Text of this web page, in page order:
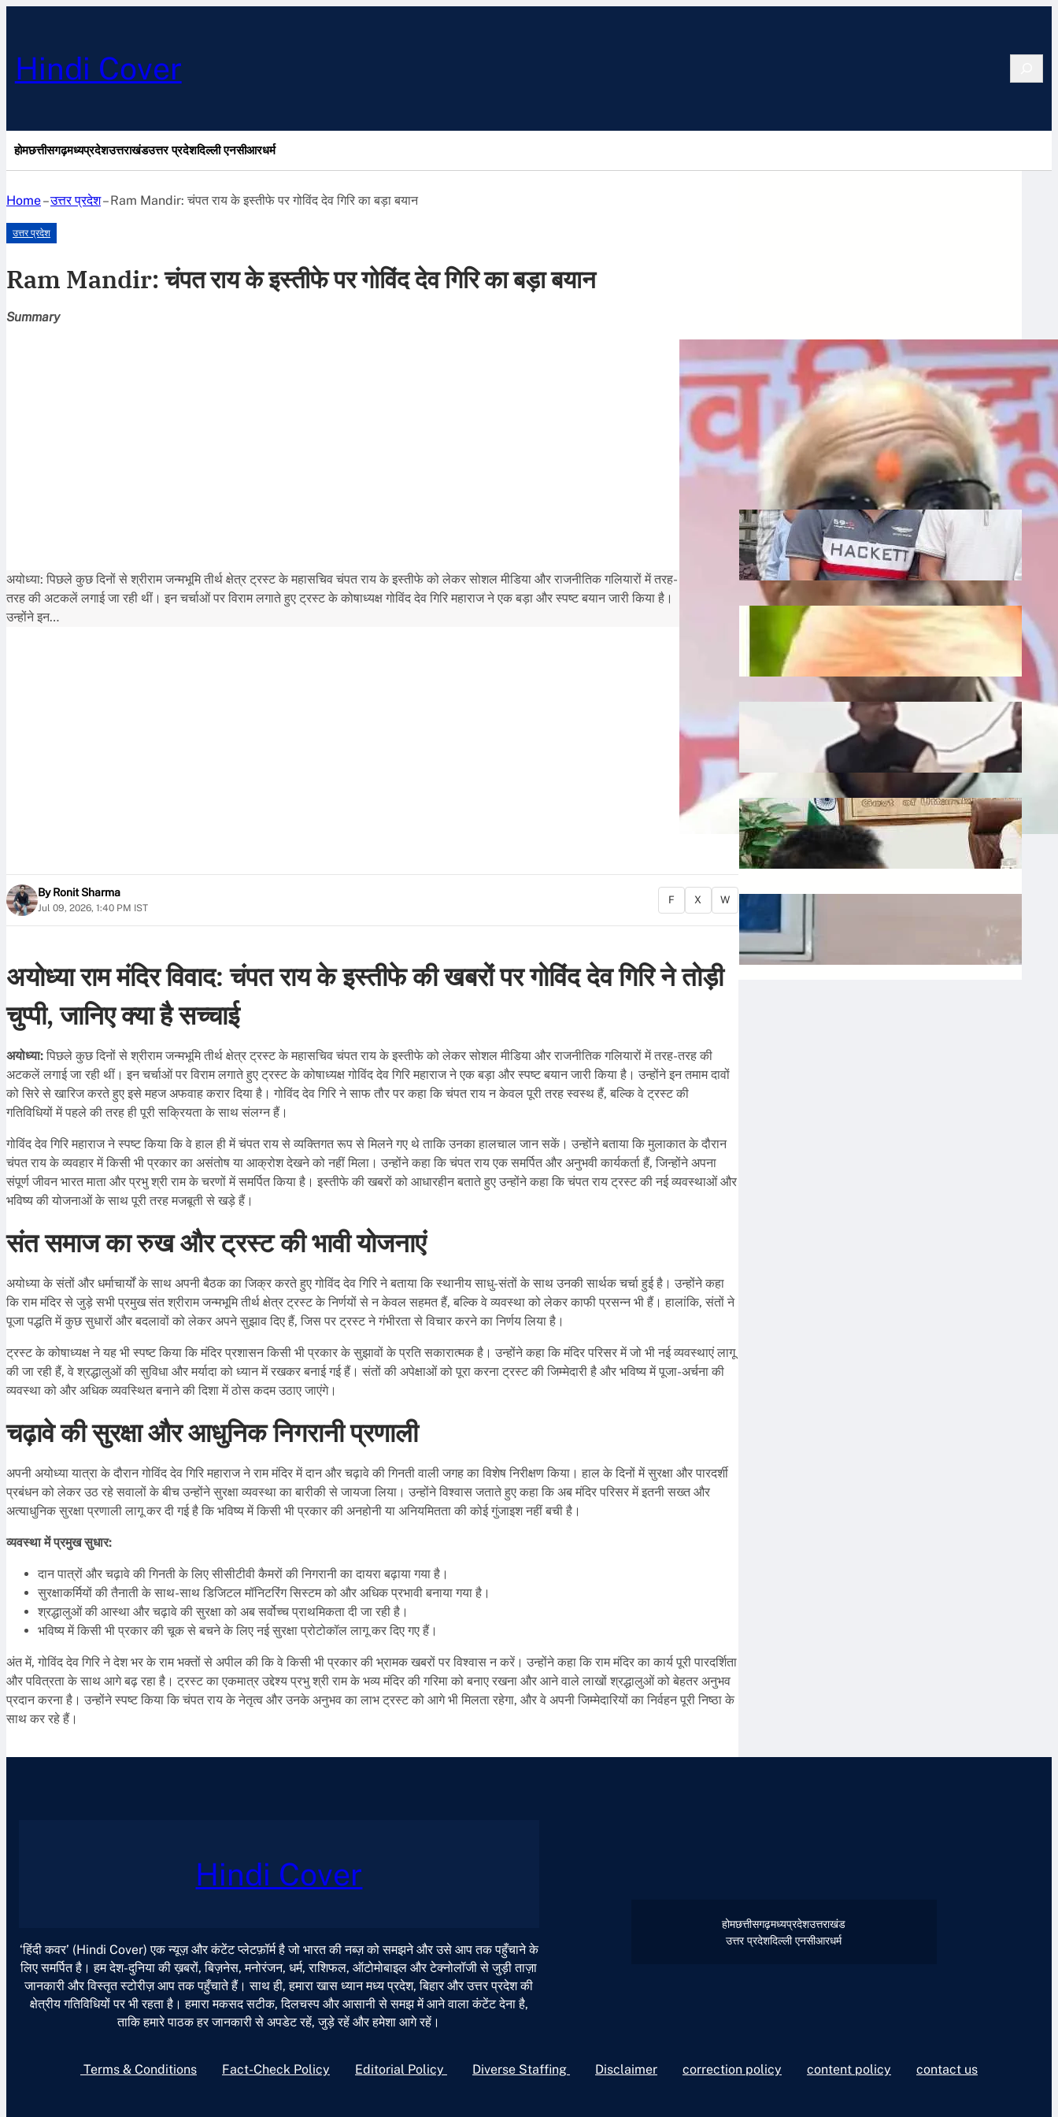
Hindi Cover
होमछत्तीसगढ़मध्यप्रदेशउत्तराखंडउत्तर प्रदेशदिल्ली एनसीआरधर्म
Home–उत्तर प्रदेश–Ram Mandir: चंपत राय के इस्तीफे पर गोविंद देव गिरि का बड़ा बयान
उत्तर प्रदेश
Ram Mandir: चंपत राय के इस्तीफे पर गोविंद देव गिरि का बड़ा बयान
Summary
अयोध्या: पिछले कुछ दिनों से श्रीराम जन्मभूमि तीर्थ क्षेत्र ट्रस्ट के महासचिव चंपत राय के इस्तीफे को लेकर सोशल मीडिया और राजनीतिक गलियारों में तरह-
तरह की अटकलें लगाई जा रही थीं। इन चर्चाओं पर विराम लगाते हुए ट्रस्ट के कोषाध्यक्ष गोविंद देव गिरि महाराज ने एक बड़ा और स्पष्ट बयान जारी किया है।
उन्होंने इन…
ByRonit Sharma
Jul 09, 2026, 1:40 PM IST
F X W
अयोध्या राम मंदिर विवाद: चंपत राय के इस्तीफे की खबरों पर गोविंद देव गिरि ने तोड़ी
चुप्पी, जानिए क्या है सच्चाई
अयोध्या: पिछले कुछ दिनों से श्रीराम जन्मभूमि तीर्थ क्षेत्र ट्रस्ट के महासचिव चंपत राय के इस्तीफे को लेकर सोशल मीडिया और राजनीतिक गलियारों में तरह-तरह की
अटकलें लगाई जा रही थीं। इन चर्चाओं पर विराम लगाते हुए ट्रस्ट के कोषाध्यक्ष गोविंद देव गिरि महाराज ने एक बड़ा और स्पष्ट बयान जारी किया है। उन्होंने इन तमाम दावों
को सिरे से खारिज करते हुए इसे महज अफवाह करार दिया है। गोविंद देव गिरि ने साफ तौर पर कहा कि चंपत राय न केवल पूरी तरह स्वस्थ हैं, बल्कि वे ट्रस्ट की
गतिविधियों में पहले की तरह ही पूरी सक्रियता के साथ संलग्न हैं।
गोविंद देव गिरि महाराज ने स्पष्ट किया कि वे हाल ही में चंपत राय से व्यक्तिगत रूप से मिलने गए थे ताकि उनका हालचाल जान सकें। उन्होंने बताया कि मुलाकात के दौरान
चंपत राय के व्यवहार में किसी भी प्रकार का असंतोष या आक्रोश देखने को नहीं मिला। उन्होंने कहा कि चंपत राय एक समर्पित और अनुभवी कार्यकर्ता हैं, जिन्होंने अपना
संपूर्ण जीवन भारत माता और प्रभु श्री राम के चरणों में समर्पित किया है। इस्तीफे की खबरों को आधारहीन बताते हुए उन्होंने कहा कि चंपत राय ट्रस्ट की नई व्यवस्थाओं और
भविष्य की योजनाओं के साथ पूरी तरह मजबूती से खड़े हैं।
संत समाज का रुख और ट्रस्ट की भावी योजनाएं
अयोध्या के संतों और धर्माचार्यों के साथ अपनी बैठक का जिक्र करते हुए गोविंद देव गिरि ने बताया कि स्थानीय साधु-संतों के साथ उनकी सार्थक चर्चा हुई है। उन्होंने कहा
कि राम मंदिर से जुड़े सभी प्रमुख संत श्रीराम जन्मभूमि तीर्थ क्षेत्र ट्रस्ट के निर्णयों से न केवल सहमत हैं, बल्कि वे व्यवस्था को लेकर काफी प्रसन्न भी हैं। हालांकि, संतों ने
पूजा पद्धति में कुछ सुधारों और बदलावों को लेकर अपने सुझाव दिए हैं, जिस पर ट्रस्ट ने गंभीरता से विचार करने का निर्णय लिया है।
ट्रस्ट के कोषाध्यक्ष ने यह भी स्पष्ट किया कि मंदिर प्रशासन किसी भी प्रकार के सुझावों के प्रति सकारात्मक है। उन्होंने कहा कि मंदिर परिसर में जो भी नई व्यवस्थाएं लागू
की जा रही हैं, वे श्रद्धालुओं की सुविधा और मर्यादा को ध्यान में रखकर बनाई गई हैं। संतों की अपेक्षाओं को पूरा करना ट्रस्ट की जिम्मेदारी है और भविष्य में पूजा-अर्चना की
व्यवस्था को और अधिक व्यवस्थित बनाने की दिशा में ठोस कदम उठाए जाएंगे।
चढ़ावे की सुरक्षा और आधुनिक निगरानी प्रणाली
अपनी अयोध्या यात्रा के दौरान गोविंद देव गिरि महाराज ने राम मंदिर में दान और चढ़ावे की गिनती वाली जगह का विशेष निरीक्षण किया। हाल के दिनों में सुरक्षा और पारदर्शी
प्रबंधन को लेकर उठ रहे सवालों के बीच उन्होंने सुरक्षा व्यवस्था का बारीकी से जायजा लिया। उन्होंने विश्वास जताते हुए कहा कि अब मंदिर परिसर में इतनी सख्त और
अत्याधुनिक सुरक्षा प्रणाली लागू कर दी गई है कि भविष्य में किसी भी प्रकार की अनहोनी या अनियमितता की कोई गुंजाइश नहीं बची है।
व्यवस्था में प्रमुख सुधार:
दान पात्रों और चढ़ावे की गिनती के लिए सीसीटीवी कैमरों की निगरानी का दायरा बढ़ाया गया है।
सुरक्षाकर्मियों की तैनाती के साथ-साथ डिजिटल मॉनिटरिंग सिस्टम को और अधिक प्रभावी बनाया गया है।
श्रद्धालुओं की आस्था और चढ़ावे की सुरक्षा को अब सर्वोच्च प्राथमिकता दी जा रही है।
भविष्य में किसी भी प्रकार की चूक से बचने के लिए नई सुरक्षा प्रोटोकॉल लागू कर दिए गए हैं।
अंत में, गोविंद देव गिरि ने देश भर के राम भक्तों से अपील की कि वे किसी भी प्रकार की भ्रामक खबरों पर विश्वास न करें। उन्होंने कहा कि राम मंदिर का कार्य पूरी पारदर्शिता
और पवित्रता के साथ आगे बढ़ रहा है। ट्रस्ट का एकमात्र उद्देश्य प्रभु श्री राम के भव्य मंदिर की गरिमा को बनाए रखना और आने वाले लाखों श्रद्धालुओं को बेहतर अनुभव
प्रदान करना है। उन्होंने स्पष्ट किया कि चंपत राय के नेतृत्व और उनके अनुभव का लाभ ट्रस्ट को आगे भी मिलता रहेगा, और वे अपनी जिम्मेदारियों का निर्वहन पूरी निष्ठा के
साथ कर रहे हैं।
Recent
Jagannath: एटी पैलेस में भगवान जगन्नाथ की
स्थापना, डिप्टी सीएम अरुण साव ने रथ यात्रा को
दिखाई हरी झंडी
July 10, 2026.Ronit Sharma
Plantation: यूपी में 12 जुलाई को लगेंगे 35
करोड़ पौधे, CM योगी करेंगे अभियान की शुरुआत
July 10, 2026 Ronit Sharma
Liquor: छत्तीसगढ़ में बीजेपी विधायक शकुंतला
पोर्ते का शराबबंदी पर बड़ा बयान, वीडियो वायरल
July 10, 2026
Water: उत्तराखंड में भूजल संरक्षण पर जोर, मुख्य
सचिव ने दिए सख्त निर्देश
Ronit Sharma
July 9, 2026
Hindi Cover
‘हिंदी कवर’ (Hindi Cover) एक न्यूज़ और कंटेंट प्लेटफ़ॉर्म है जो भारत की नब्ज़ को समझने और उसे आप तक पहुँचाने के
लिए समर्पित है। हम देश-दुनिया की ख़बरों, बिज़नेस, मनोरंजन, धर्म, राशिफल, ऑटोमोबाइल और टेक्नोलॉजी से जुड़ी ताज़ा
जानकारी और विस्तृत स्टोरीज़ आप तक पहुँचाते हैं। साथ ही, हमारा खास ध्यान मध्य प्रदेश, बिहार और उत्तर प्रदेश की
क्षेत्रीय गतिविधियों पर भी रहता है। हमारा मकसद सटीक, दिलचस्प और आसानी से समझ में आने वाला कंटेंट देना है,
ताकि हमारे पाठक हर जानकारी से अपडेट रहें, जुड़े रहें और हमेशा आगे रहें।
होमछत्तीसगढ़मध्यप्रदेशउत्तराखंड
उत्तर प्रदेशदिल्ली एनसीआरधर्म
Terms & Conditions Fact-Check Policy Editorial Policy Diverse Staffing Disclaimer correction policy content policy contact us